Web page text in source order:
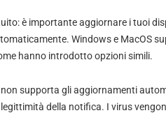
è importante aggiornare i tuoi
Windows e MacOS
hanno introdotto opzioni simili.
supporta gli aggiornamenti
della notifica. I virus